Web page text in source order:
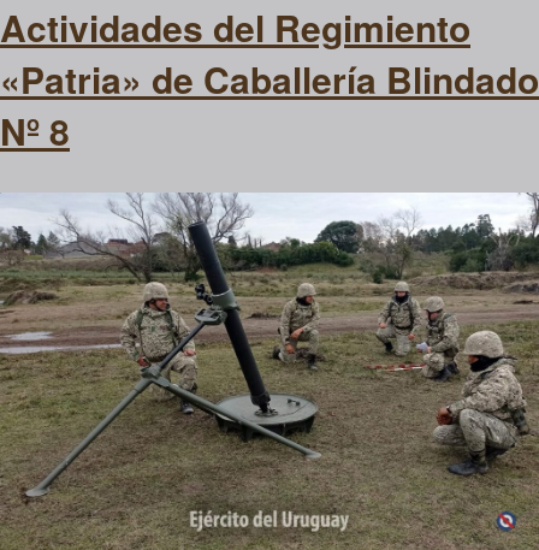
Actividades del Regimiento
«Patria» de Caballería Blindado
Nº 8